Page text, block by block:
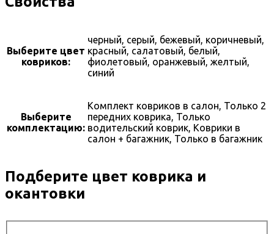
Выберите цвет
ковриков:
черный, серый, бежевый, коричневый,
красный, салатовый, белый,
фиолетовый, оранжевый, желтый,
синий
Выберите
комплектацию:
Комплект ковриков в салон, Только 2
передних коврика, Только
водительский коврик, Коврики в
салон + багажник, Только в багажник
Подберите цвет коврика и
окантовки